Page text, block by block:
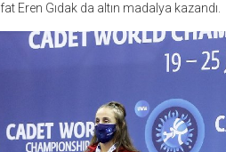
Eren Gıdak da altın madalya kazandı.